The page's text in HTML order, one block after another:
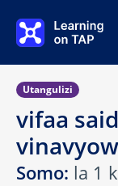
Utangulizi
vifaa
Somo: la 1